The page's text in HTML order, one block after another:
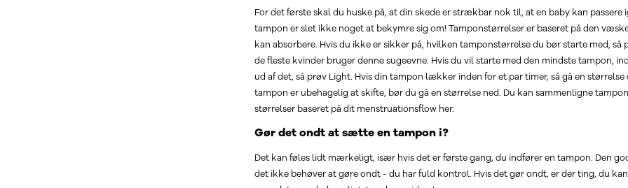
For det første skal du huske på, at din skede er strækbar nok til, at en baby kan passere
tampon er slet ikke noget at bekymre sig om! Tamponstørrelser er baseret på den
kan absorbere. Hvis du ikke er sikker på, hvilken tamponstørrelse du bør starte med, så
de fleste kvinder bruger denne sugeevne. Hvis du vil starte med den mindste tampon,
ud af det, så prøv Light. Hvis din tampon lækker inden for et par timer, så gå en størrelse
tampon er ubehagelig at skifte, bør du gå en størrelse ned. Du kan sammenligne
størrelser baseret på dit menstruationsflow her.
Gør det ondt at sætte en tampon i?
Det kan føles lidt mærkeligt, især hvis det er første gang, du indfører en tampon. Den
det ikke behøver at gøre ondt - du har fuld kontrol. Hvis det gør ondt, er der ting, du